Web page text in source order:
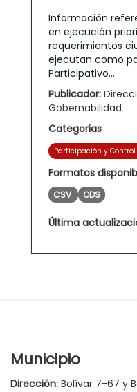
Información
en ejecución
requerimientos
ejecutan como
Participativo...
Publicador:
Gobernabilidad
Categorias
Participación y
Formatos
CSV ODS
Última
Municipio
Dirección: Bolívar 7-67 y